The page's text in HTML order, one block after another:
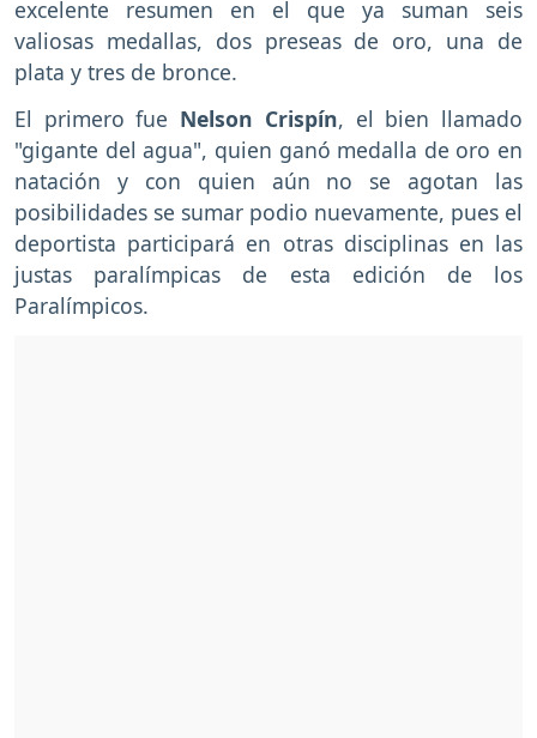
excelente resumen en el que ya suman seis
valiosas medallas, dos preseas de oro, una de
plata y tres de bronce.
El primero fue Nelson Crispín, el bien llamado
"gigante del agua", quien ganó medalla de oro en
natación y con quien aún no se agotan las
posibilidades se sumar podio nuevamente, pues el
deportista participará en otras disciplinas en las
justas paralímpicas de esta edición de los
Paralímpicos.